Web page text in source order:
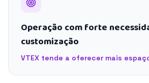
Operação com forte
customização
VTEX tende a oferecer mais